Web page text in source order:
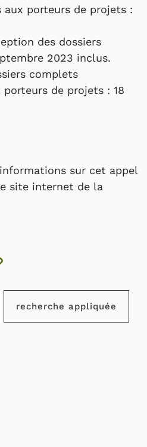
aux porteurs de projets :
des dossiers
2023 inclus.
complets
de projets : 18
sur cet appel
site internet de la
recherche appliquée